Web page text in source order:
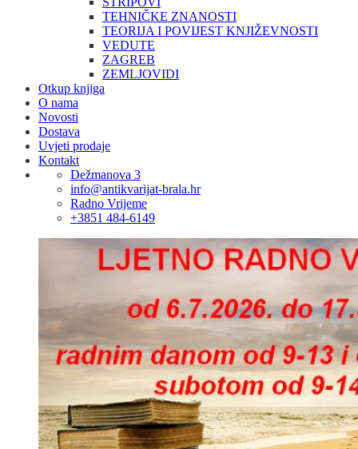
TEHNIČKE ZNANOSTI
TEORIJA I POVIJEST KNJIŽEVNOSTI
VEDUTE
ZAGREB
ZEMLJOVIDI
Otkup knjiga
O nama
Novosti
Dostava
Uvjeti prodaje
Kontakt
Dežmanova 3
info@antikvarijat-brala.hr
Radno Vrijeme
+3851 484-6149